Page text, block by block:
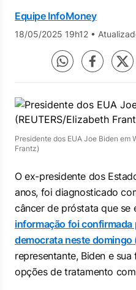
Equipe InfoMoney
18/05/2025 19h12 •
Presidente dos EUA Joe Biden em
Frantz)
O ex-presidente dos
anos, foi diagnosticado
câncer de próstata que se
informação foi
democrata neste domingo
representante, Biden e
opções de tratamento